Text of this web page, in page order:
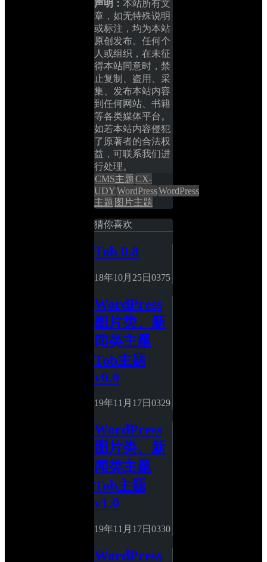
声明： 本站所有文
章，如无特殊说明
或标注，均为本站
原创发布。任何个
人或组织，在未征
得本站同意时，禁
止复制、盗用、采
集、发布本站内容
到任何网站、书籍
等各类媒体平台。
如若本站内容侵犯
了原著者的合法权
益，可联系我们进
行处理。
CMS主题CX-
UDYWordPressWordPress
主题 图片主题
猜你喜欢
Tob 0.8
18年10月25日 0375
WordPress
图片类、新
闻类主题
Tob主题
v0.9
19年11月17日 0329
WordPress
图片类、新
闻类主题
Tob主题
v1.0
19年11月17日 0330
WordPress